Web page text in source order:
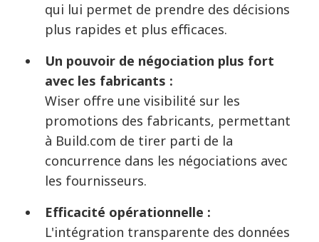
qui lui permet de prendre des décisions
plus rapides et plus efficaces.
Un pouvoir de négociation plus fort
avec les fabricants :
Wiser offre une visibilité sur les
promotions des fabricants, permettant
à Build.com de tirer parti de la
concurrence dans les négociations avec
les fournisseurs.
Efficacité opérationnelle :
L'intégration transparente des données